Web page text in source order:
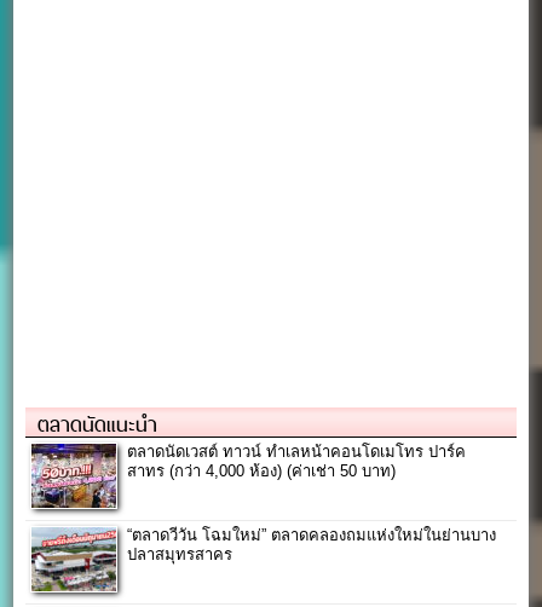
ตลาดนัดแนะนำ
ตลาดนัดเวสต์ ทาวน์ ทำเลหน้าคอนโดเมโทร ปาร์ค
สาทร (กว่า 4,000 ห้อง) (ค่าเช่า 50 บาท)
“ตลาดวีวัน โฉมใหม่” ตลาดคลองถมแห่งใหม่ในย่านบาง
ปลาสมุทรสาคร